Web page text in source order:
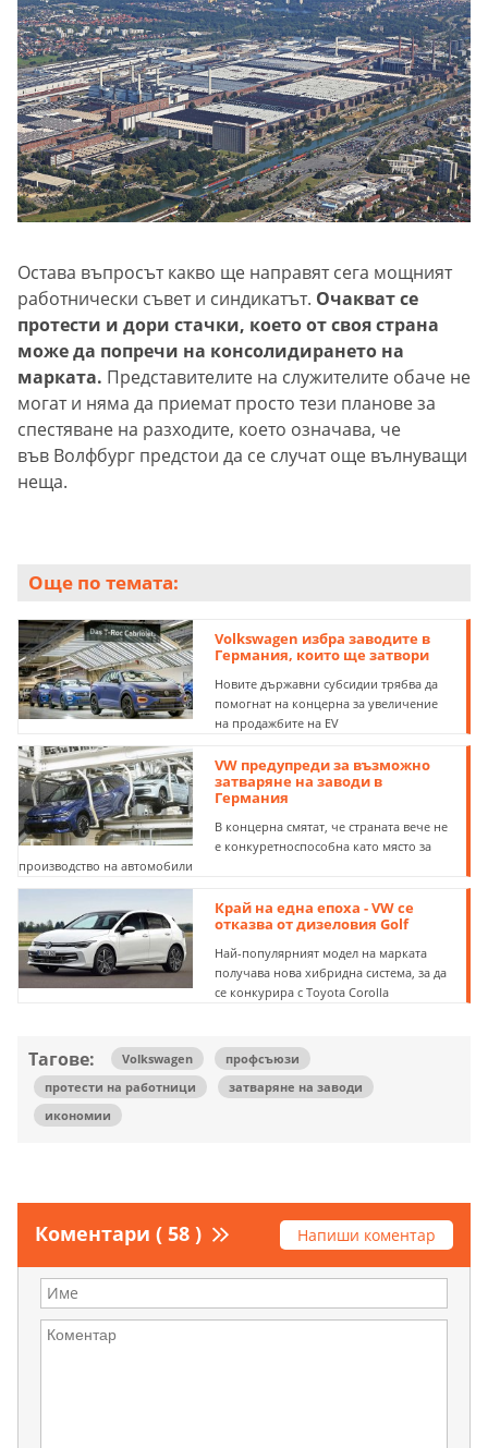
Остава въпросът какво ще направят сега мощният
работнически съвет и синдикатът. Очакват се
протести и дори стачки, което от своя страна
може да попречи на консолидирането на
марката. Представителите на служителите обаче не
могат и няма да приемат просто тези планове за
спестяване на разходите, което означава, че
във Волфбург предстои да се случат още вълнуващи
неща.
Още по темата:
Volkswagen избра заводите в
Германия, които ще затвори
Новите държавни субсидии трябва да
помогнат на концерна за увеличение
на продажбите на EV
VW предупреди за възможно
затваряне на заводи в
Германия
В концерна смятат, че страната вече не
е конкуретноспособна като място за
производство на автомобили
Край на една епоха - VW се
отказва от дизеловия Golf
Най-популярният модел на марката
получава нова хибридна система, за да
се конкурира с Toyota Corolla
Тагове: Volkswagen
профсъюзи
протести на работници
затваряне на заводи
икономии
Коментари ( 58 ) Напиши коментар